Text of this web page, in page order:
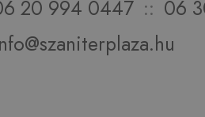
20 994 0447 :: 06